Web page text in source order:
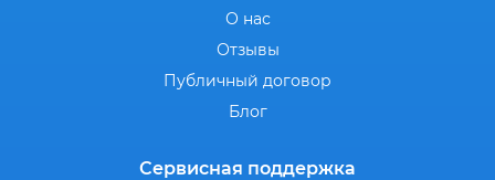
О нас
Отзывы
Публичный договор
Блог
Сервисная поддержка